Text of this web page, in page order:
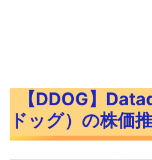
【DDOG】
ドッグ）の株価